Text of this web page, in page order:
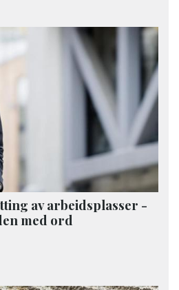
av arbeidsplasser -
med ord